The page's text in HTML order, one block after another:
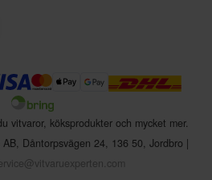
vitvaror, köksprodukter och mycket mer.
AB, Dåntorpsvägen 24, 136 50, Jordbro |